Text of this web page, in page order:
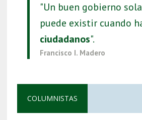
"Un buen gobierno
puede existir cuando
ciudadanos".
Francisco I. Madero
COLUMNISTAS